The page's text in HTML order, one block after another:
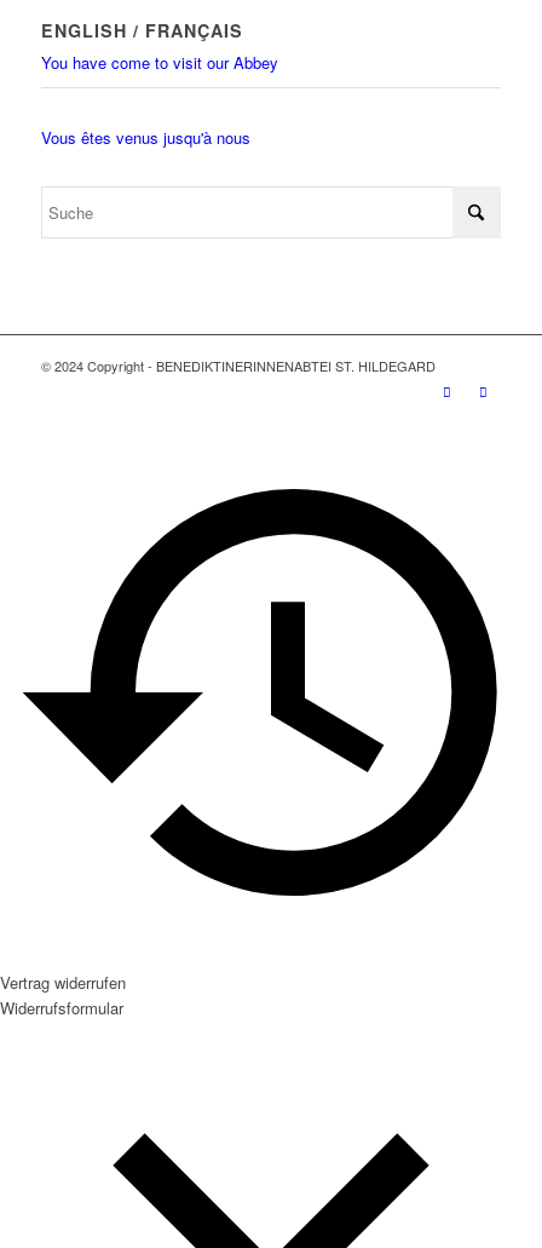
ENGLISH / FRANÇAIS
You have come to visit our Abbey
Vous êtes venus jusqu'à nous
© 2024 Copyright - BENEDIKTINERINNENABTEI ST. HILDEGARD
Vertrag widerrufen
Widerrufsformular